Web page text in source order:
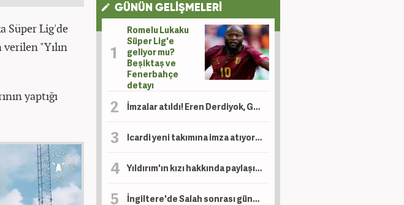
Süper Lig'de
"Yılın
yaptığı
GÜNÜN GELİŞMELERİ
Romelu Lukaku
Süper Lig'e
geliyor mu?
Beşiktaş ve
Fenerbahçe
detayı
İmzalar atıldı! Eren Derdiyok, Galatasaray'da göreve getirildi
Icardi yeni takımına imza atıyor! Ev bakmaya bile başladı
Yıldırım'ın kızı hakkında paylaşım yapan şahıs için tutuklama talebi!
İngiltere'de Salah sonrası gündem Türkiye: Süper Lig, Suudi Arabistan'a rakip oldu!